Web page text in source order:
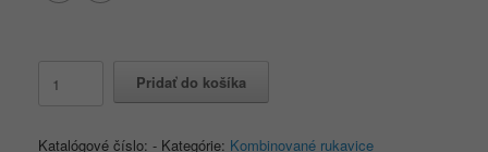
Pracovné
Pridať do košíka
Katalógové číslo: - Kategórie: Kombinované rukavice